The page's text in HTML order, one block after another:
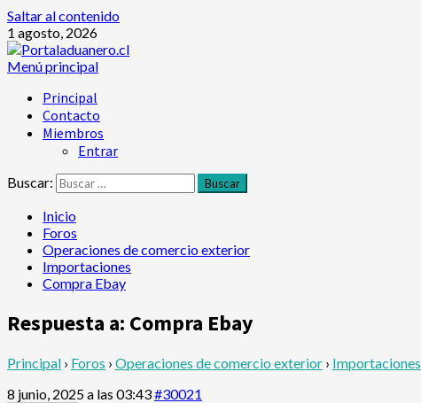
Saltar al contenido
1 agosto, 2026
Menú principal
Principal
Contacto
Miembros
Entrar
Buscar:
Inicio
Foros
Operaciones de comercio exterior
Importaciones
Compra Ebay
Respuesta a: Compra Ebay
Principal › Foros › Operaciones de comercio exterior › Importaciones
8 junio, 2025 a las 03:43#30021